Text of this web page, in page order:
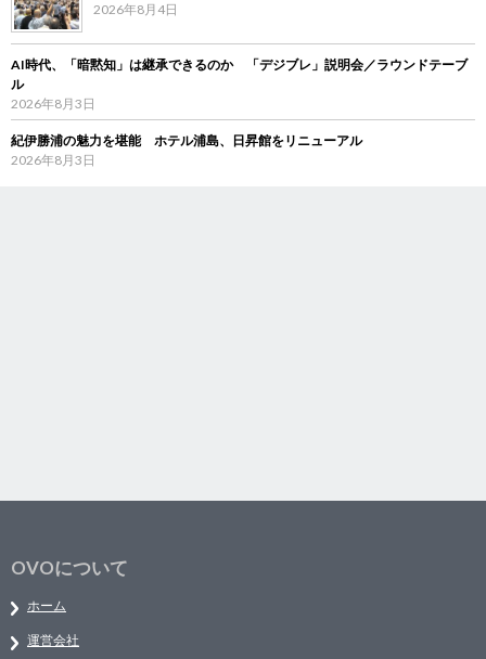
2026年8月4日
AI時代、「暗黙知」は継承できるのか 「デジブレ」説明会／ラウンドテーブ
ル
2026年8月3日
紀伊勝浦の魅力を堪能 ホテル浦島、日昇館をリニューアル
2026年8月3日
OVOについて
ホーム
運営会社